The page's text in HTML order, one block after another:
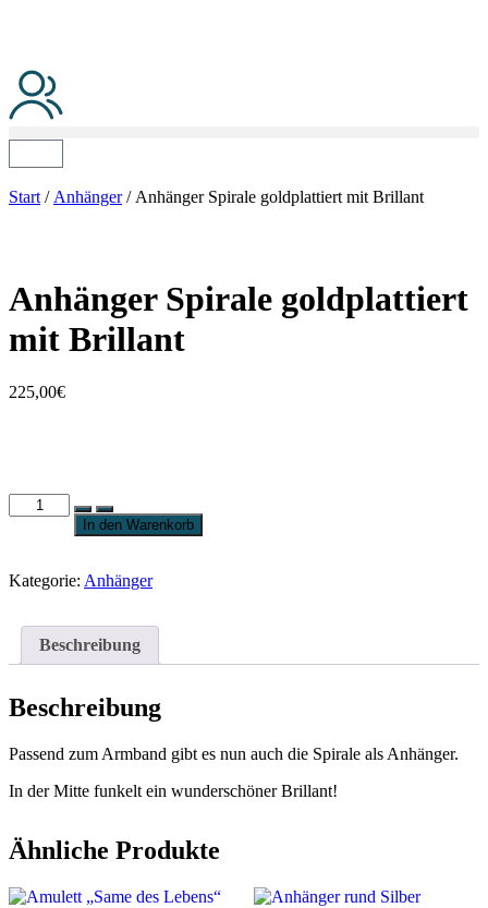
Start / Anhänger/ Anhänger Spirale goldplattiert mit Brillant
Anhänger Spirale goldplattiert
mit Brillant
225,00€
In den Warenkorb
Kategorie: Anhänger
Beschreibung
Beschreibung
Passend zum Armband gibt es nun auch die Spirale als Anhänger.
In der Mitte funkelt ein wunderschöner Brillant!
Ähnliche Produkte